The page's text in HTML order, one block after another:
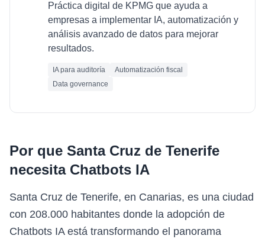
Práctica digital de KPMG que ayuda a
empresas a implementar IA, automatización y
análisis avanzado de datos para mejorar
resultados.
IA para auditoría
Automatización fiscal
Data governance
Por que Santa Cruz de Tenerife
necesita Chatbots IA
Santa Cruz de Tenerife, en Canarias, es una ciudad
con 208.000 habitantes donde la adopción de
Chatbots IA está transformando el panorama